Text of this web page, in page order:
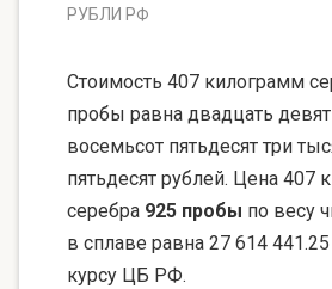
РУБЛИ РФ
Стоимость 407 килограмм
пробы равна двадцать
восемьсот пятьдесят три
пятьдесят рублей. Цена 407
серебра 925 пробы по весу
в сплаве равна 27 614
курсу ЦБ РФ.